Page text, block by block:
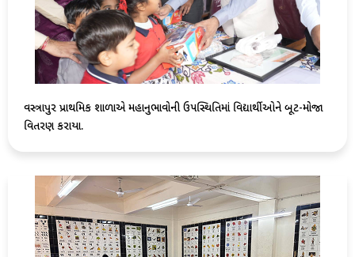
વસ્ત્રાપુર પ્રાથમિક શાળાએ મહાનુભાવોની ઉપસ્થિતિમાં વિદ્યાર્થીઓને બૂટ-મોજા
વિતરણ કરાયા.